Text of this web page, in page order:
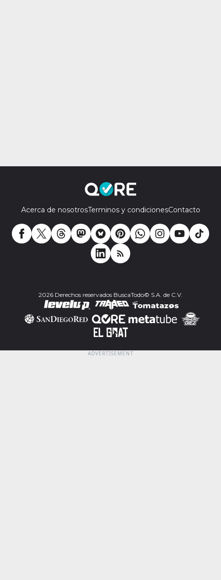
Acerca de nosotrosTerminos y condicionesContacto
2026 Derechos reservados BuscaTodo© S.A. de C.V.